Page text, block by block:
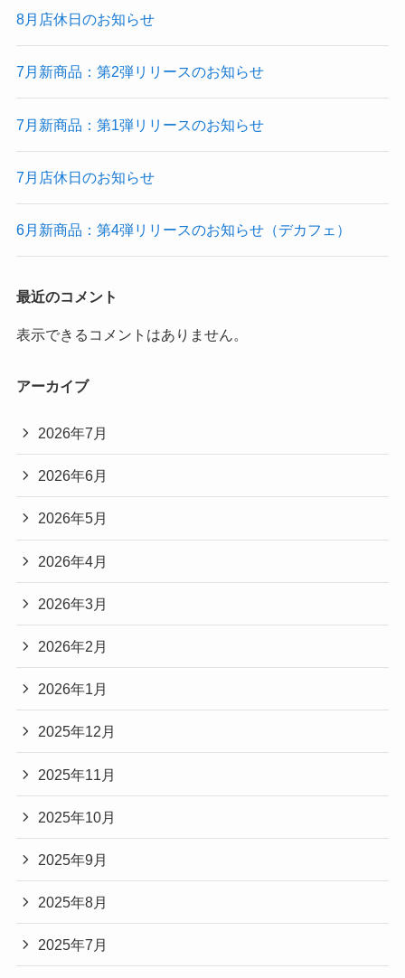
8月店休日のお知らせ
7月新商品：第2弾リリースのお知らせ
7月新商品：第1弾リリースのお知らせ
7月店休日のお知らせ
6月新商品：第4弾リリースのお知らせ（デカフェ）
最近のコメント
表示できるコメントはありません。
アーカイブ
2026年7月
2026年6月
2026年5月
2026年4月
2026年3月
2026年2月
2026年1月
2025年12月
2025年11月
2025年10月
2025年9月
2025年8月
2025年7月